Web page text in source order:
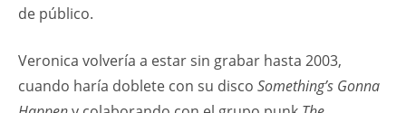
de público.
Veronica volvería a estar sin grabar hasta 2003,
cuando haría doblete con su disco Something’s Gonna